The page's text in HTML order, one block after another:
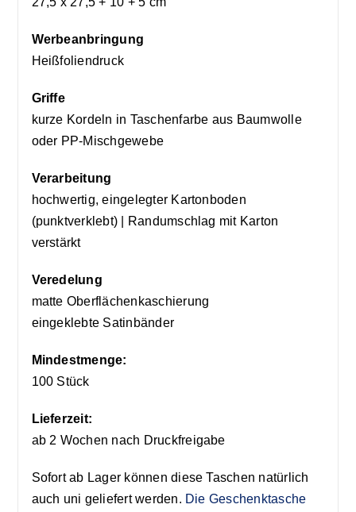
Werbeanbringung
Heißfoliendruck
Griffe
kurze Kordeln in Taschenfarbe aus Baumwolle
oder PP-Mischgewebe
Verarbeitung
hochwertig, eingelegter Kartonboden
(punktverklebt) | Randumschlag mit Karton
verstärkt
Veredelung
matte Oberflächenkaschierung
eingeklebte Satinbänder
Mindestmenge:
100 Stück
Lieferzeit:
ab 2 Wochen nach Druckfreigabe
Sofort ab Lager können diese Taschen natürlich
auch uni geliefert werden. Die Geschenktasche